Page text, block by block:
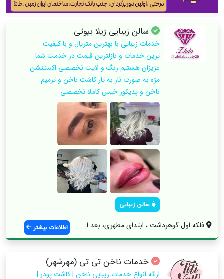
سالن زیبایی ژیلا بیوتی
خدمات زیبایی با بهترین متریال و با کیفیت
ترین خدمات و نازلترین قیمت در خدمت شما
عزیزان هستیم رنگ و لایت تخصصی اکستنشن
مژه به صورت تار به تار کاشت ناخن و ترمیم
ناخن و پدیکور خیس کاملا تخصصی
سالن زیبایی
فلکه اول گوهردشت ، ابتدای مطهری، بعد از ... اطلاعات بیشتر
خدمات ناخن تی تی (مهرشهر)
ارائه انواع خدمات زیبایی ناخن | کاشت پودر |